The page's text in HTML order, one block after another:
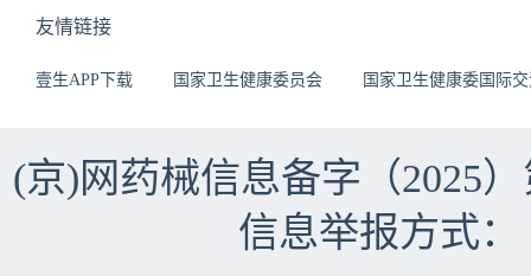
友情链接
壹生APP下载 国家卫生健康委员会 国家卫生健康委国际
(京)网药械信息备字（2025
信息举报方式：